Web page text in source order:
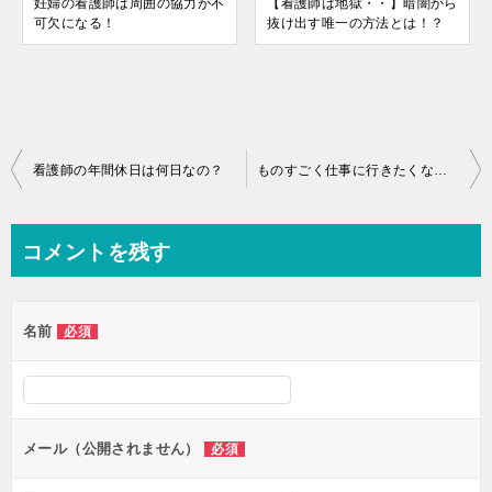
妊婦の看護師は周囲の協力が不
可欠になる！
【看護師は地獄・・】暗闇から
抜け出す唯一の方法とは！？
投
ビ
ー
シ
ン
看護師の年間休日は何日なの？ ものすごく仕事に行きたくない看護師の気持ち
コメントを残す
名前 必須
メール（公開されません） 必須